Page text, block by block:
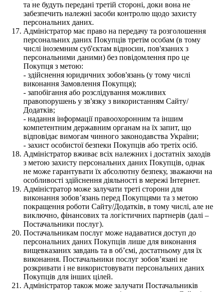
та не будуть передані третій стороні, доки вона не
забезпечить належні засоби контролю щодо захисту
персональних даних.
Адміністратор має право на передачу та розголошення
персональних даних Покупців третім особам (в тому
числі іноземним суб'єктам відносин, пов'язаних з
персональними даними) без повідомлення про це
Покупця з метою:
- здійснення юридичних зобов'язань (у тому числі
виконання Замовлення Покупця);
- запобігання або розслідування можливих
правопорушень у зв'язку з використанням Сайту/
Додатків;
- надання інформації правоохоронним та іншим
компетентним державним органам на їх запит, що
відповідає вимогам чинного законодавства України;
- захист особистої безпеки Покупців або третіх осіб.
Адміністратор вживає всіх належних і достатніх заходів
з метою захисту персональних даних Покупців, однак
не може гарантувати їх абсолютну безпеку, зважаючи на
особливості здійснення діяльності в мережі Інтернет.
Адміністратор може залучати треті сторони для
виконання зобов’язань перед Покупцями та з метою
покращення роботи Сайту/Додатків, в тому числі, але не
виключно, фінансових та логістичних партнерів (далі –
Постачальники послуг).
Постачальникам послуг може надаватися доступ до
персональних даних Покупців лише для виконання
вищевказаних завдань та в об’ємі, достатньому для їх
виконання. Постачальники послуг зобов’язані не
розкривати і не використовувати персональних даних
Покупців для інших цілей.
Адміністратор також може залучати Постачальників